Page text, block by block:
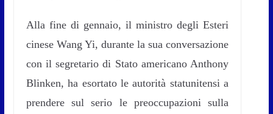
Alla fine di gennaio, il ministro degli Esteri
cinese Wang Yi, durante la sua conversazione
con il segretario di Stato americano Anthony
Blinken, ha esortato le autorità statunitensi a
prendere sul serio le preoccupazioni sulla